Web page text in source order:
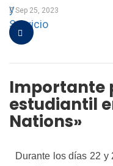
Sep 25, 2023
Importante
estudiantil
Nations»
Durante los días 22 y